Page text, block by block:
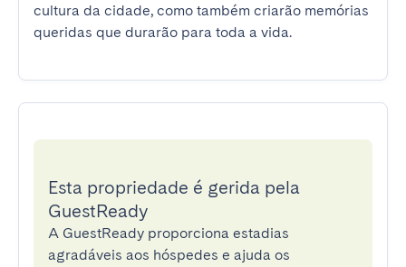
cultura da cidade, como também criarão memórias
queridas que durarão para toda a vida.
Esta propriedade é gerida pela
GuestReady
A GuestReady proporciona estadias
agradáveis aos hóspedes e ajuda os